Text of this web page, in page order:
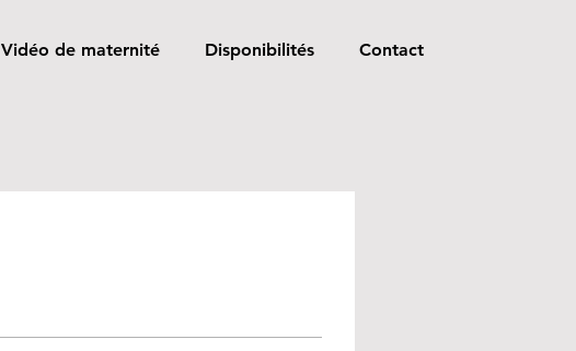
Vidéo de maternité Disponibilités Contact